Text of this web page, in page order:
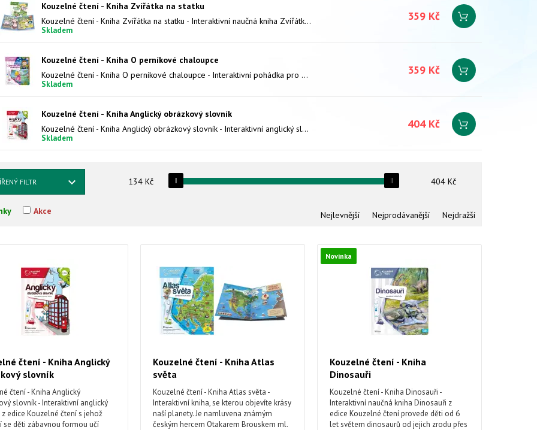
Kouzelné čtení - Kniha Zvířátka na statku
Kouzelné čtení - Kniha Zvířátka na statku - Interaktivní naučná kniha Zvířátka na statku zavede děti již od 2 let na dobrodružnou výpravu za ztraceným kůzlátkem. Cestou se seznámí se spoustou zvířátek a naučí se zábavné říkánky. Dobrodružnou výpravu k nalezení kůzlátka budou absolvovat s pejskem Čendou. Kniha obsahuje přes 1000 zvuků a textů.
Skladem
359 Kč
Kouzelné čtení - Kniha O perníkové chaloupce
Kouzelné čtení - Kniha O perníkové chaloupce - Interaktivní pohádka pro děti. Pohádka je namluvena známými českými herci Josefem Somrem a Zorou Jandovou. Kniha je doplněna různými zábavnými úkoly, obsahuje přes 250 zvuků a textů.
Skladem
359 Kč
Kouzelné čtení - Kniha Anglický obrázkový slovník
Kouzelné čtení - Kniha Anglický obrázkový slovník - Interaktivní anglický slovník z edice Kouzelné čtení s jehož pomocí se děti zábavnou formou učí základní anglická slovíčka a jednoduché věty.
Skladem
404 Kč
FILTR 134 Kč 404 Kč
Akce Nejlevnější Nejprodávanější Nejdražší
čtení - Kniha Anglický
slovník
čtení - Kniha Anglický
slovník - Interaktivní anglický
edice Kouzelné čtení s jehož
se děti zábavnou formou učí
Kouzelné čtení - Kniha Atlas
světa
Kouzelné čtení - Kniha Atlas světa -
Interaktivní kniha, se kterou objevíte krásy
naší planety. Je namluvena známým
českým hercem Otakarem Brouskem ml.
Novinka
Kouzelné čtení - Kniha
Dinosauři
Kouzelné čtení - Kniha Dinosauři -
Interaktivní naučná kniha Dinosauři z
edice Kouzelné čtení provede děti od 6
let světem dinosaurů od jejich zrodu přes